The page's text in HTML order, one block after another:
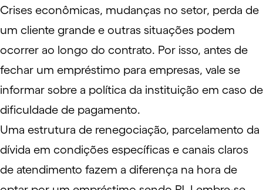
Crises econômicas, mudanças no setor, perda de
um cliente grande e outras situações podem
ocorrer ao longo do contrato. Por isso, antes de
fechar um empréstimo para empresas, vale se
informar sobre a política da instituição em caso de
dificuldade de pagamento.
Uma estrutura de renegociação, parcelamento da
dívida em condições específicas e canais claros
de atendimento fazem a diferença na hora de